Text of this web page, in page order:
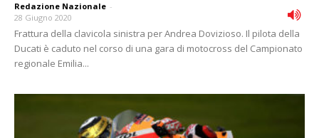
Redazione Nazionale -
28 Giugno 2020
Frattura della clavicola sinistra per Andrea Dovizioso. Il pilota della
Ducati è caduto nel corso di una gara di motocross del Campionato
regionale Emilia...